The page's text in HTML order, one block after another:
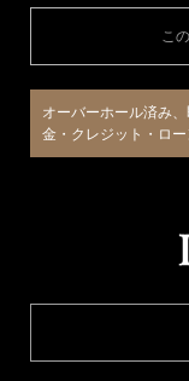
こ
オーバーホール済み
金・クレジット・ロ